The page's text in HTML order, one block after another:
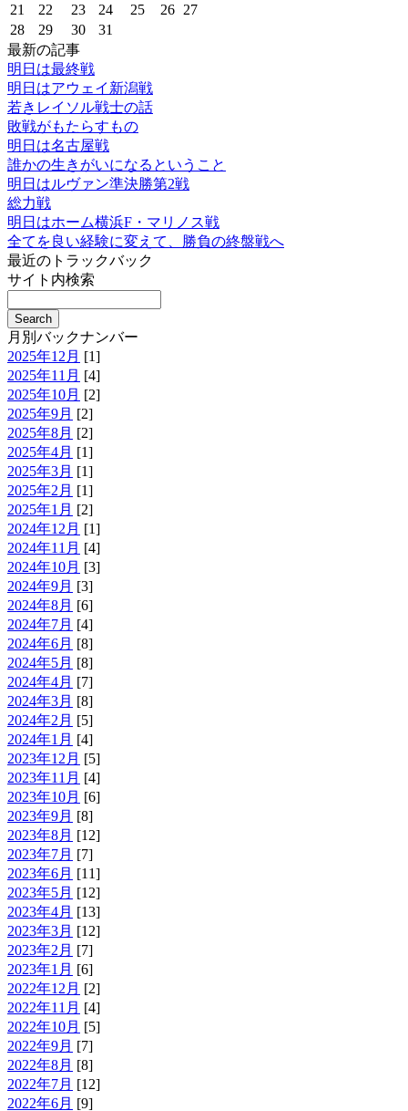
21
22 23 24 25 26 27
28
29 30
31
最新の記事
明日は最終戦
明日はアウェイ新潟戦
若きレイソル戦士の話
敗戦がもたらすもの
明日は名古屋戦
誰かの生きがいになるということ
明日はルヴァン準決勝第2戦
総力戦
明日はホーム横浜F・マリノス戦
全てを良い経験に変えて、勝負の終盤戦へ
最近のトラックバック
サイト内検索
月別バックナンバー
2025年12月 [1]
2025年11月 [4]
2025年10月 [2]
2025年9月 [2]
2025年8月 [2]
2025年4月 [1]
2025年3月 [1]
2025年2月 [1]
2025年1月 [2]
2024年12月 [1]
2024年11月 [4]
2024年10月 [3]
2024年9月 [3]
2024年8月 [6]
2024年7月 [4]
2024年6月 [8]
2024年5月 [8]
2024年4月 [7]
2024年3月 [8]
2024年2月 [5]
2024年1月 [4]
2023年12月 [5]
2023年11月 [4]
2023年10月 [6]
2023年9月 [8]
2023年8月 [12]
2023年7月 [7]
2023年6月 [11]
2023年5月 [12]
2023年4月 [13]
2023年3月 [12]
2023年2月 [7]
2023年1月 [6]
2022年12月 [2]
2022年11月 [4]
2022年10月 [5]
2022年9月 [7]
2022年8月 [8]
2022年7月 [12]
2022年6月 [9]